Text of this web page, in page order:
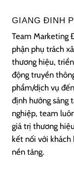
GIANG ĐINH
Team Marketing
phận phụ trách
thương hiệu,
động truyền
phẩm/dịch vụ
định hướng sáng
nghiệp, team
giá trị thương
kết nối với khách
nền tảng.